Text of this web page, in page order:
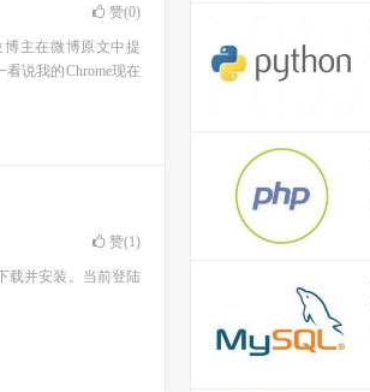
赞(0)
主在微博原文中提
说我的Chrome现在
赞(1)
载并安装。当前登陆